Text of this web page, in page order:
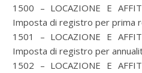
1500 – LOCAZIONE E
Imposta di registro per prima
1501 – LOCAZIONE E
Imposta di registro per
1502 – LOCAZIONE E